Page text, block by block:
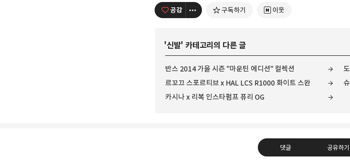
공감 구독하기 이웃
'신발' 카테고리의 다른 글
반스 2014 가을 시즌 "마운틴 에디션" 컬렉션
르꼬끄 스포르티브 x HAL LCS R1000 화이트 스완
카시나 x 리복 인스타펌프 퓨리 OG
댓글 공유하기